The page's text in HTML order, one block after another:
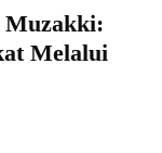
Muzakki:
Melalui